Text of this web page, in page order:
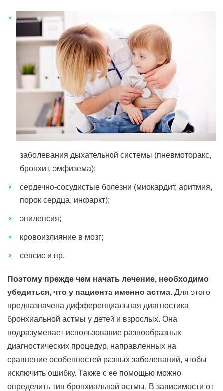
заболевания дыхательной системы (пневмоторакс,
бронхит, эмфизема);
сердечно-сосудистые болезни (миокардит, аритмия,
порок сердца, инфаркт);
эпилепсия;
кровоизлияние в мозг;
сепсис и пр.
Поэтому прежде чем начать лечение, необходимо
убедиться, что у пациента именно астма. Для этого
предназначена дифференциальная диагностика
бронхиальной астмы у детей и взрослых. Она
подразумевает использование разнообразных
диагностических процедур, направленных на
сравнение особенностей разных заболеваний, чтобы
исключить ошибку. Также с ее помощью можно
определить тип бронхиальной астмы. В зависимости от